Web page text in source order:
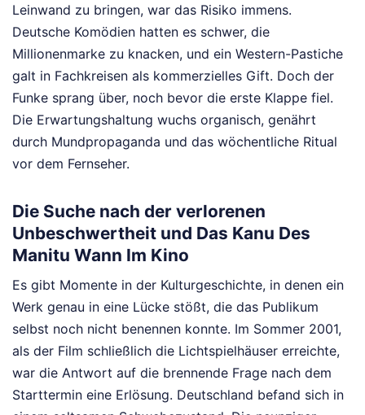
Leinwand zu bringen, war das Risiko immens.
Deutsche Komödien hatten es schwer, die
Millionenmarke zu knacken, und ein Western-Pastiche
galt in Fachkreisen als kommerzielles Gift. Doch der
Funke sprang über, noch bevor die erste Klappe fiel.
Die Erwartungshaltung wuchs organisch, genährt
durch Mundpropaganda und das wöchentliche Ritual
vor dem Fernseher.
Die Suche nach der verlorenen
Unbeschwertheit und Das Kanu Des
Manitu Wann Im Kino
Es gibt Momente in der Kulturgeschichte, in denen ein
Werk genau in eine Lücke stößt, die das Publikum
selbst noch nicht benennen konnte. Im Sommer 2001,
als der Film schließlich die Lichtspielhäuser erreichte,
war die Antwort auf die brennende Frage nach dem
Starttermin eine Erlösung. Deutschland befand sich in